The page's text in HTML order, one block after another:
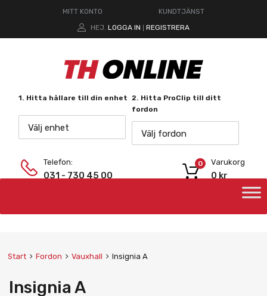
MITT KONTO
KUNDTJÄNST
HEJ. LOGGA IN REGISTRERA
1. Hitta hållare till din enhet
Välj enhet
2. Hitta ProClip till ditt
fordon
Välj fordon
Telefon:
031 - 730 45 00
Varukorg
0 kr
0
Start Fordon Vauxhall Insignia A
Insignia A